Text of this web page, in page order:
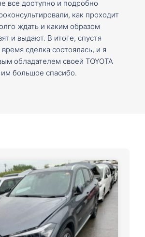
все доступно и подробно
как проходит
ждать и каким образом
и выдают. В итоге, спустя
сделка состоялась, и я
обладателем своей TOYOTA
им большое спасибо.